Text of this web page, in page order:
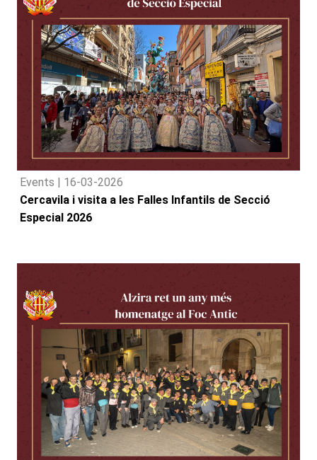
Events | 16-03-2026
Cercavila i visita a les Falles Infantils de Secció
Especial 2026